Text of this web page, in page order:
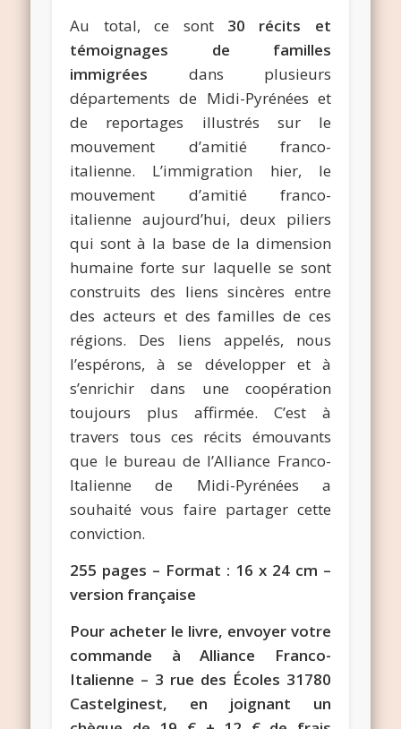
Au total, ce sont 30 récits et
témoignages de familles
immigrées dans plusieurs
départements de Midi-Pyrénées et
de reportages illustrés sur le
mouvement d’amitié franco-
italienne. L’immigration hier, le
mouvement d’amitié franco-
italienne aujourd’hui, deux piliers
qui sont à la base de la dimension
humaine forte sur laquelle se sont
construits des liens sincères entre
des acteurs et des familles de ces
régions. Des liens appelés, nous
l’espérons, à se développer et à
s’enrichir dans une coopération
toujours plus affirmée. C’est à
travers tous ces récits émouvants
que le bureau de l’Alliance Franco-
Italienne de Midi-Pyrénées a
souhaité vous faire partager cette
conviction.
255 pages – Format : 16 x 24 cm –
version française
Pour acheter le livre, envoyer votre
commande à Alliance Franco-
Italienne – 3 rue des Écoles 31780
Castelginest, en joignant un